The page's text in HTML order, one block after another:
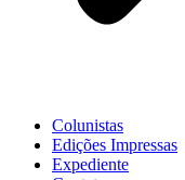
Colunistas
Edições Impressas
Expediente